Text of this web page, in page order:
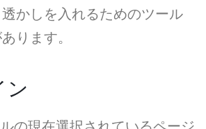
かしを入れるためのツール
ります。
ン